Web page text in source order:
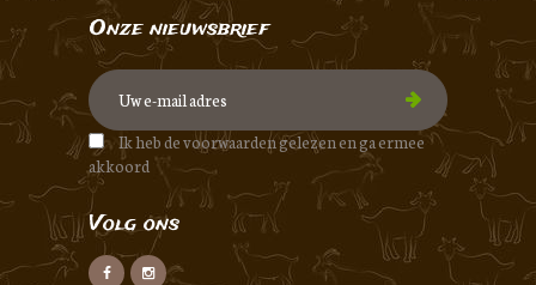
Onze nieuwsbrief
Ik heb de voorwaarden gelezen en ga ermee
akkoord
Volg ons